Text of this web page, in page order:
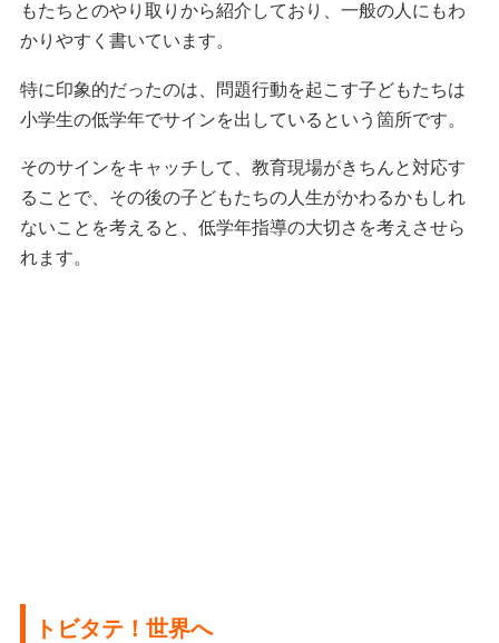
もたちとのやり取りから紹介しており、一般の人にもわ
かりやすく書いています。
特に印象的だったのは、問題行動を起こす子どもたちは
小学生の低学年でサインを出しているという箇所です。
そのサインをキャッチして、教育現場がきちんと対応す
ることで、その後の子どもたちの人生がかわるかもしれ
ないことを考えると、低学年指導の大切さを考えさせら
れます。
トビタテ！世界へ